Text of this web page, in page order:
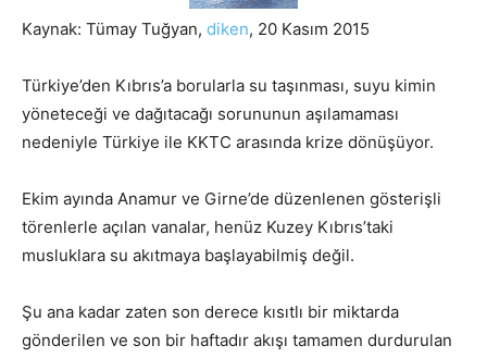
Kaynak: Tümay Tuğyan, diken, 20 Kasım 2015
Türkiye’den Kıbrıs’a borularla su taşınması, suyu kimin
yöneteceği ve dağıtacağı sorununun aşılamaması
nedeniyle Türkiye ile KKTC arasında krize dönüşüyor.
Ekim ayında Anamur ve Girne’de düzenlenen gösterişli
törenlerle açılan vanalar, henüz Kuzey Kıbrıs’taki
musluklara su akıtmaya başlayabilmiş değil.
Şu ana kadar zaten son derece kısıtlı bir miktarda
gönderilen ve son bir haftadır akışı tamamen durdurulan